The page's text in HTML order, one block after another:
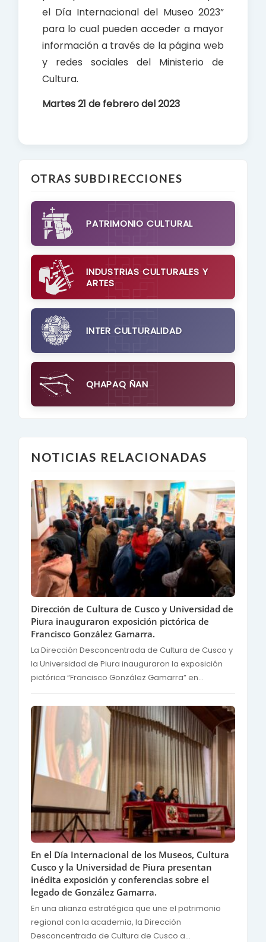
el Día Internacional del Museo 2023”
para lo cual pueden acceder a mayor
información a través de la página web
y redes sociales del Ministerio de
Cultura.
Martes 21 de febrero del 2023
OTRAS SUBDIRECCIONES
PATRIMONIO CULTURAL
INDUSTRIAS CULTURALES Y
ARTES
INTER CULTURALIDAD
QHAPAQ ÑAN
NOTICIAS RELACIONADAS
Dirección de Cultura de Cusco y Universidad de
Piura inauguraron exposición pictórica de
Francisco González Gamarra.
La Dirección Desconcentrada de Cultura de Cusco y
la Universidad de Piura inauguraron la exposición
pictórica “Francisco González Gamarra” en...
En el Día Internacional de los Museos, Cultura
Cusco y la Universidad de Piura presentan
inédita exposición y conferencias sobre el
legado de González Gamarra.
En una alianza estratégica que une el patrimonio
regional con la academia, la Dirección
Desconcentrada de Cultura de Cusco a...